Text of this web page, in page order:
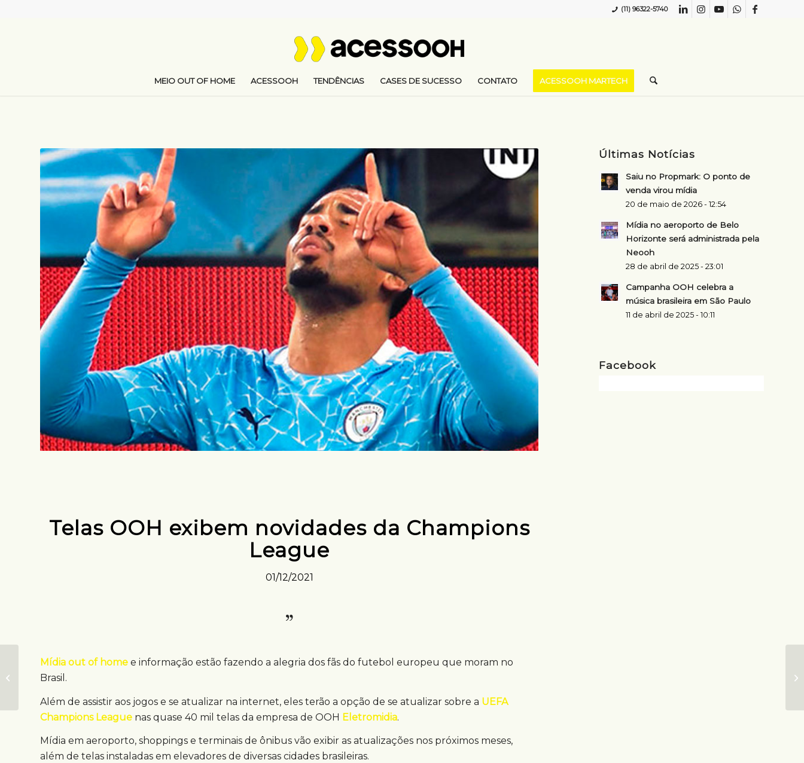
(11) 96322-5740
MEIO OUT OF HOME ACESSOOH TENDÊNCIAS CASES DE SUCESSO CONTATO ACESSOOH MARTECH
Telas OOH exibem novidades da Champions
League
01/12/2021
Mídia out of home e informação estão fazendo a alegria dos fãs do futebol europeu que moram no
Brasil.
Além de assistir aos jogos e se atualizar na internet, eles terão a opção de se atualizar sobre a UEFA
Champions League nas quase 40 mil telas da empresa de OOH Eletromidia.
Mídia em aeroporto, shoppings e terminais de ônibus vão exibir as atualizações nos próximos meses,
além de telas instaladas em elevadores de diversas cidades brasileiras.
Últimas Notícias
Saiu no Propmark: O ponto de
venda virou mídia
20 de maio de 2026 - 12:54
Mídia no aeroporto de Belo
Horizonte será administrada pela
Neooh
28 de abril de 2025 - 23:01
Campanha OOH celebra a
música brasileira em São Paulo
11 de abril de 2025 - 10:11
Facebook
Aeroporto de
Congonhas ganha